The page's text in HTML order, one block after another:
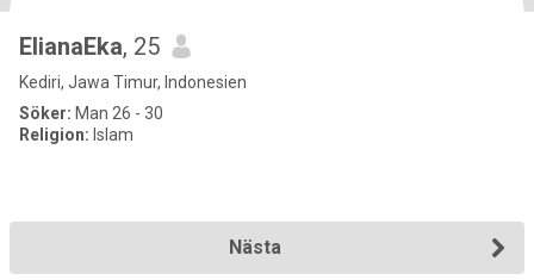
ElianaEka, 25
Kediri, Jawa Timur, Indonesien
Söker: Man 26 - 30
Religion: Islam
Nästa